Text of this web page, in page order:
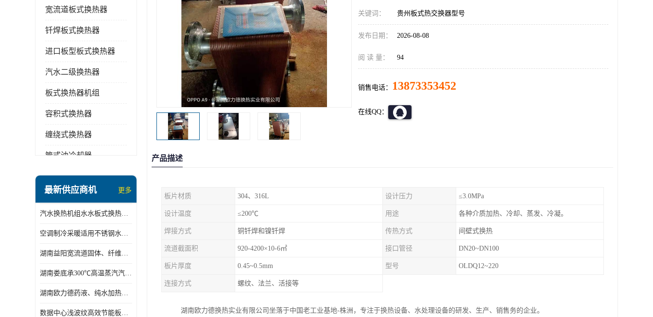
宽流道板式换热器
钎焊板式换热器
进口板型板式换热器
汽水二级换热器
板式换热器机组
容积式换热器
缠绕式换热器
管式油冷却器
盘管换热
变频供水机组
汽水混合加热器
水处理设备
最新供应商机 更多
汽水换热机组水水板式换热机组板式热交换机组厂家专业定制
空调制冷采暖适用不锈钢水水汽水板式换热器
湖南益阳宽流道固体、纤维、浆状物质加热冷却冷凝蒸发板式换热器
湖南娄底承300℃高温蒸汽汽水二级换热器
湖南欧力德药液、纯水加热、冷却、蒸发及杀菌用卫生级板式换热器
数据中心浅波纹高效节能板式换热器
关键词： 贵州板式热交换器型号
发布日期： 2026-08-08
阅 读 量： 94
销售电话： 13873353452
在线QQ：
产品描述
板片材质 304、316L 设计压力 ≤3.0MPa
设计温度 ≤200℃ 用途 各种介质加热、冷却、蒸发、冷凝。
焊接方式 铜钎焊和镍钎焊 传热方式 间壁式换热
流道截面积 920-4200×10-6㎡ 接口管径 DN20~DN100
板片厚度 0.45~0.5mm 型号 OLDQ12~220
连接方式 螺纹、法兰、活接等
湖南欧力德换热实业有限公司坐落于中国老工业基地-株洲，专注于换热设备、水处理设备的研发、生产、销售务的企业。